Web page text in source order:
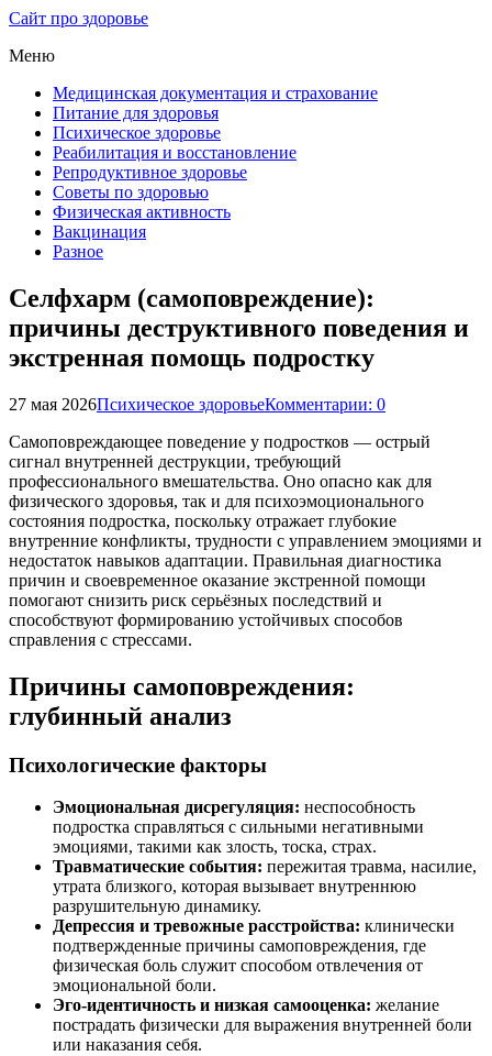
Сайт про здоровье
Меню
Медицинская документация и страхование
Питание для здоровья
Психическое здоровье
Реабилитация и восстановление
Репродуктивное здоровье
Советы по здоровью
Физическая активность
Вакцинация
Разное
Селфхарм (самоповреждение):
причины деструктивного поведения и
экстренная помощь подростку
27 мая 2026Психическое здоровьеКомментарии: 0
Самоповреждающее поведение у подростков — острый
сигнал внутренней деструкции, требующий
профессионального вмешательства. Оно опасно как для
физического здоровья, так и для психоэмоционального
состояния подростка, поскольку отражает глубокие
внутренние конфликты, трудности с управлением эмоциями и
недостаток навыков адаптации. Правильная диагностика
причин и своевременное оказание экстренной помощи
помогают снизить риск серьёзных последствий и
способствуют формированию устойчивых способов
справления с стрессами.
Причины самоповреждения:
глубинный анализ
Психологические факторы
Эмоциональная дисрегуляция: неспособность
подростка справляться с сильными негативными
эмоциями, такими как злость, тоска, страх.
Травматические события: пережитая травма, насилие,
утрата близкого, которая вызывает внутреннюю
разрушительную динамику.
Депрессия и тревожные расстройства: клинически
подтвержденные причины самоповреждения, где
физическая боль служит способом отвлечения от
эмоциональной боли.
Эго-идентичность и низкая самооценка: желание
пострадать физически для выражения внутренней боли
или наказания себя.